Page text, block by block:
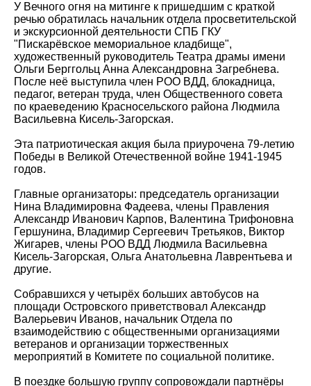
У Вечного огня на митинге к пришедшим с краткой
речью обратилась начальник отдела просветительской
и экскурсионной деятельности СПБ ГКУ
"Пискарёвское мемориальное кладбище",
художественный руководитель Театра драмы имени
Ольги Берггольц Анна Александровна Загребнева.
После неё выступила член РОО ВДД, блокадница,
педагог, ветеран труда, член Общественного совета
по краеведению Красносельского района Людмила
Васильевна Кисель-Загорская.
Эта патриотическая акция была приурочена 79-летию
Победы в Великой Отечественной войне 1941-1945
годов.
Главные организаторы: председатель организации
Нина Владимировна Фадеева, члены Правления
Александр Иванович Карпов, Валентина Трифоновна
Гершунина, Владимир Сергеевич Третьяков, Виктор
Жигарев, члены РОО ВДД Людмила Васильевна
Кисель-Загорская, Ольга Анатольевна Лаврентьева и
другие.
Собравшихся у четырёх больших автобусов на
площади Островского приветствовал Александр
Валерьевич Иванов, начальник Отдела по
взаимодействию с общественными организациями
ветеранов и организации торжественных
мероприятий в Комитете по социальной политике.
В поездке большую группу сопровождали партнёры